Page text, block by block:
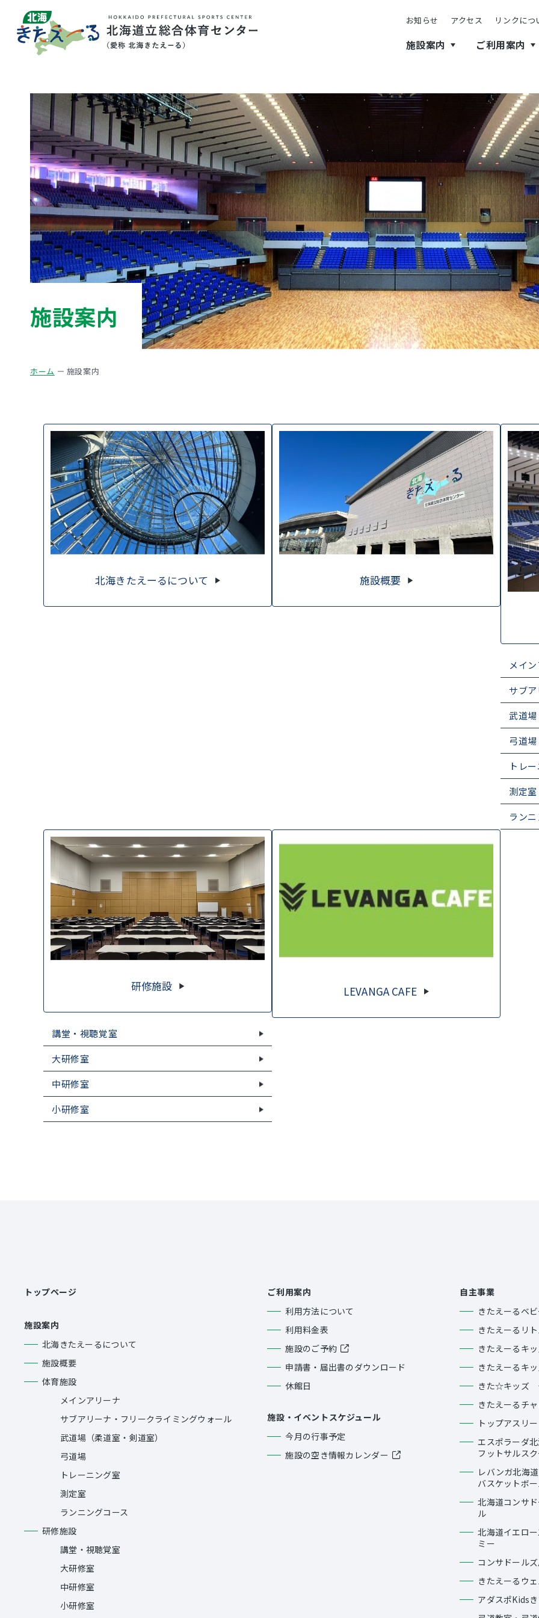
お知らせ アクセス リンクにつ
施設案内 ご利用案内
施設案内
ホーム 施設案内
北海きたえーるについて 施設概要
メイ
サブ
武道場
弓道場
トレ
測定室
ラン
研修施設
講堂・視聴覚室
大研修室
中研修室
小研修室
LEVANGA CAFE
トップページ
施設案内
北海きたえーるについて
施設概要
体育施設
メインアリーナ
サブアリーナ・フリークライミングウォール
武道場（柔道室・剣道室）
弓道場
トレーニング室
測定室
ランニングコース
研修施設
講堂・視聴覚室
大研修室
中研修室
小研修室
ご利用案内
利用方法について
利用料金表
施設のご予約
申請書・届出書のダウンロード
休館日
施設・イベントスケジュール
今月の行事予定
施設の空き情報カレンダー
自主事業
きたえーるベ
きたえーるリ
きたえーるキ
きたえーるキ
きた☆キッズ
きたえーるチ
トップアスリ
エスポラーダ
フットサルス
レバンガ北海道
バスケットボ
北海道コンサ
ル
北海道イエロ
ミー
コンサドール
きたえーるウ
アダスポKids